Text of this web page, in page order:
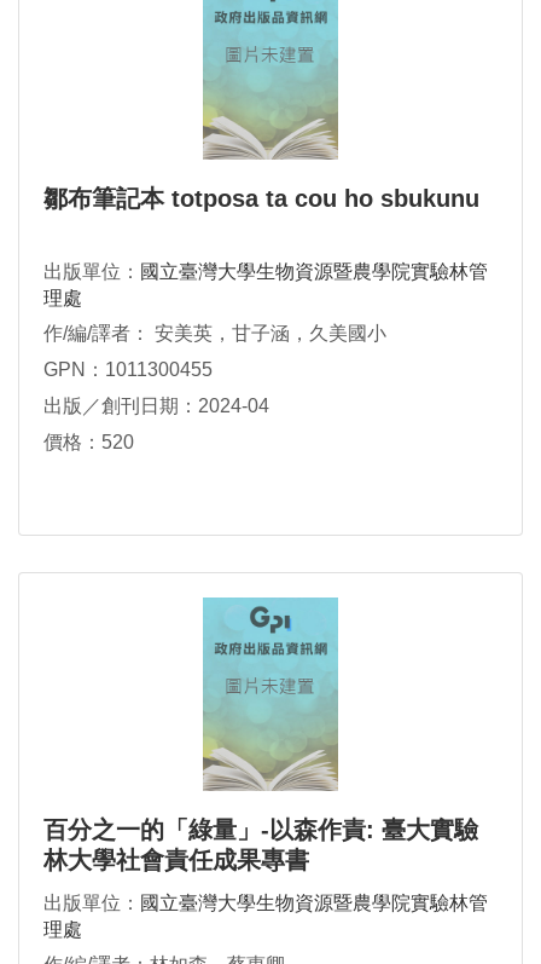
鄒布筆記本 totposa ta cou ho sbukunu
出版單位： 國立臺灣大學生物資源暨農學院實驗林管
理處
作/編/譯者： 安美英，甘子涵，久美國小
GPN：1011300455
出版／創刊日期：2024-04
價格：520
百分之一的「綠量」-以森作責: 臺大實驗
林大學社會責任成果專書
出版單位： 國立臺灣大學生物資源暨農學院實驗林管
理處